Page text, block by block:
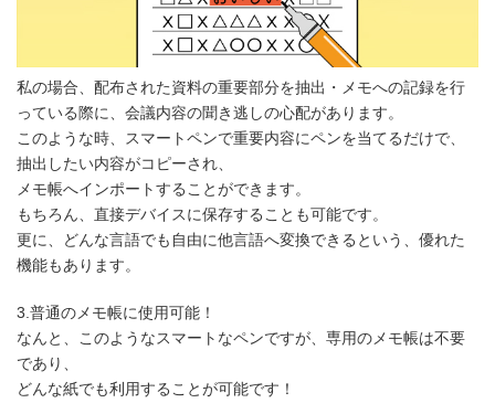
私の場合、配布された資料の重要部分を抽出・メモへの記録を行
っている際に、会議内容の聞き逃しの心配があります。
このような時、スマートペンで重要内容にペンを当てるだけで、
抽出したい内容がコピーされ、
メモ帳へインポートすることができます。
もちろん、直接デバイスに保存することも可能です。
更に、どんな言語でも自由に他言語へ変換できるという、優れた
機能もあります。
3.普通のメモ帳に使用可能！
なんと、このようなスマートなペンですが、専用のメモ帳は不要
であり、
どんな紙でも利用することが可能です！